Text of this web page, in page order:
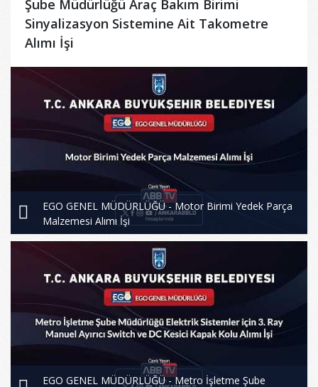
Şube Müdürlüğü Araç Bakım Birimi
Sinyalizasyon Sistemine Ait Takometre
Alımı İşi
EGO GENEL MÜDÜRLÜĞÜ - Motor Birimi Yedek Parça
Malzemesi Alımı İşi
EGO GENEL MÜDÜRLÜĞÜ - Metro İşletme Şube